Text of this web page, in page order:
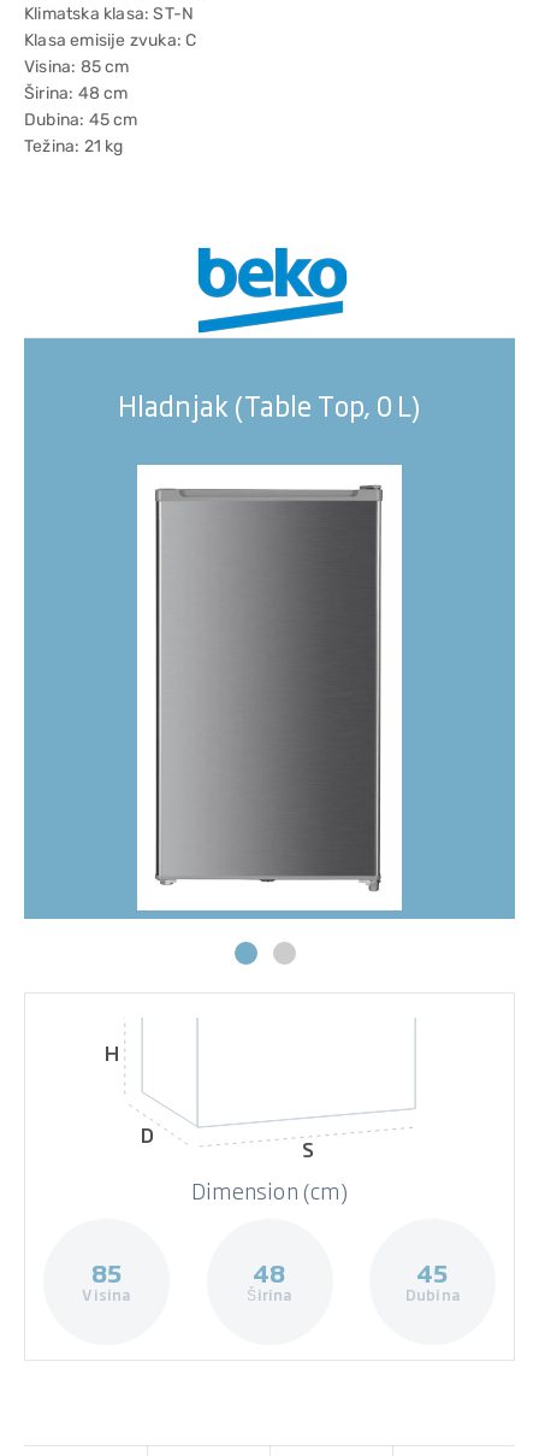
Klimatska klasa: ST-N
Klasa emisije zvuka: C
Visina: 85 cm
Širina: 48 cm
Dubina: 45 cm
Težina: 21 kg
Hladnjak (Table Top, 0 L)
H
D
S
Dimension (cm)
85
Visina
48
Širina
45
Dubina